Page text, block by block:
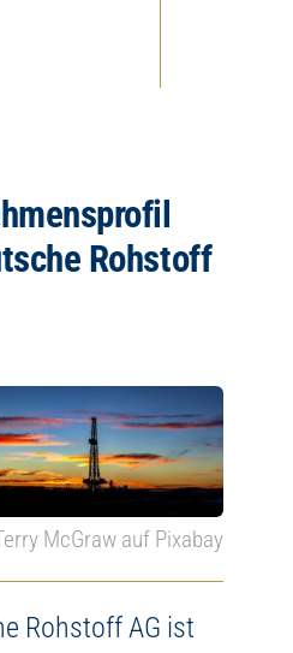
Rohstoff
McGraw auf Pixabay
Rohstoff AG ist